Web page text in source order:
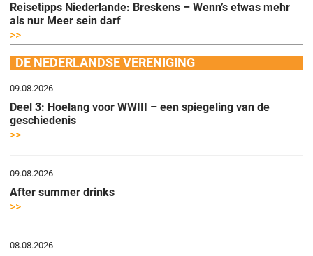
Reisetipps Niederlande: Breskens – Wenn’s etwas mehr
als nur Meer sein darf
>>
DE NEDERLANDSE VERENIGING
09.08.2026
Deel 3: Hoelang voor WWIII – een spiegeling van de
geschiedenis
>>
09.08.2026
After summer drinks
>>
08.08.2026